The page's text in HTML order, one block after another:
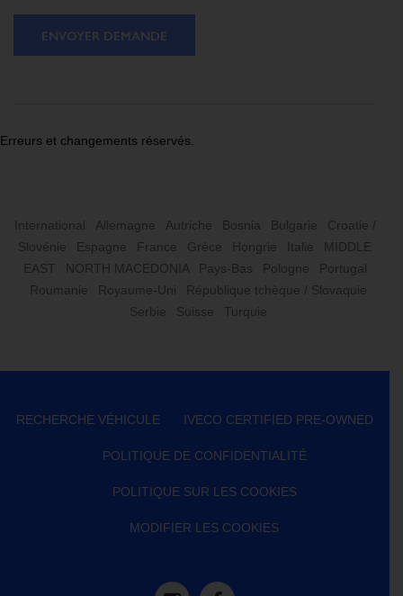
ENVOYER DEMANDE
Erreurs et changements réservés.
International Allemagne Autriche Bosnia Bulgarie
Croatie /
Slovénie
Espagne France Grèce Hongrie Italie
MIDDLE
EAST
NORTH MACEDONIA Pays-Bas Pologne
Portugal
Roumanie
Royaume-Uni
République tchèque / Slovaquie
Serbie
Suisse Turquie
RECHERCHE VÉHICULE IVECO CERTIFIED PRE-OWNED
POLITIQUE DE CONFIDENTIALITÉ
POLITIQUE SUR LES COOKIES
MODIFIER LES COOKIES